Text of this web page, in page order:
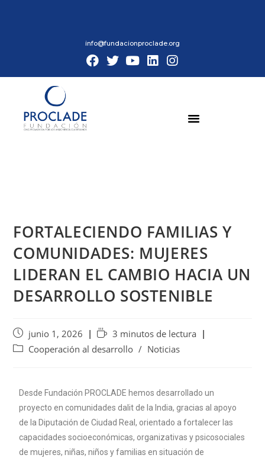
info@fundacionproclade.org
FORTALECIENDO FAMILIAS Y
COMUNIDADES: MUJERES
LIDERAN EL CAMBIO HACIA UN
DESARROLLO SOSTENIBLE
junio 1, 2026
3 minutos de lectura
Cooperación al desarrollo / Noticias
Desde Fundación PROCLADE hemos desarrollado un
proyecto en comunidades dalit de la India, gracias al apoyo
de la Diputación de Ciudad Real, orientado a fortalecer las
capacidades socioeconómicas, organizativas y psicosociales
de mujeres, niñas, niños y familias en situación de